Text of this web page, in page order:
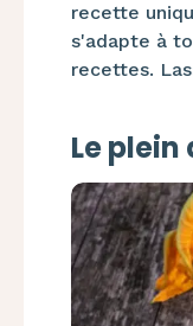
recette
s'adapte à
recettes.
Le